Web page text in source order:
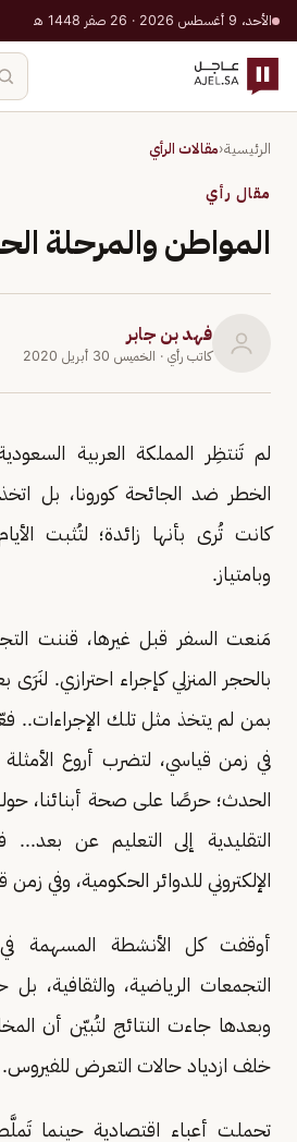
الأحد، 9 أغسطس 2026 · 26 صفر 1448 هـ
الرئيسية‹مقالات الرأي
مقال رأي
المواطن والمرحلة
فهد بن جابر
كاتب رأي · الخميس 30 أبريل 2020
لم تَنتظِر المملكة العربية
الخطر ضد الجائحة كورونا، بل
كانت تُرى بأنها زائدة؛ لتُثبت
وبامتياز.
مَنعت السفر قبل غيرها، قننت
بالحجر المنزلي كإجراء احترازي.
بمن لم يتخذ مثل تلك الإجراءات..
في زمن قياسي، لتضرب أروع الأمثلة
الحدث؛ حرصًا على صحة أبنائنا،
التقليدية إلى التعليم عن
الإلكتروني للدوائر الحكومية، وفي
أوقفت كل الأنشطة المسهمة
التجمعات الرياضية، والثقافية، بل
وبعدها جاءت النتائج لتُبيّن أن
خلف ازدياد حالات التعرض للفيروس.
تحملت أعباء اقتصادية حينما